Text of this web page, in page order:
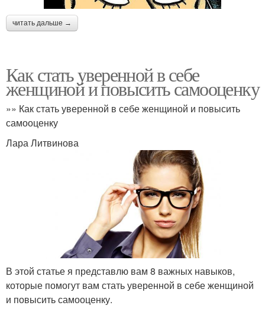
читать дальше →
Как стать уверенной в себе
женщиной и повысить самооценку
»» Как стать уверенной в себе женщиной и повысить
самооценку
Лара Литвинова
В этой статье я представлю вам 8 важных навыков,
которые помогут вам стать уверенной в себе женщиной
и повысить самооценку.